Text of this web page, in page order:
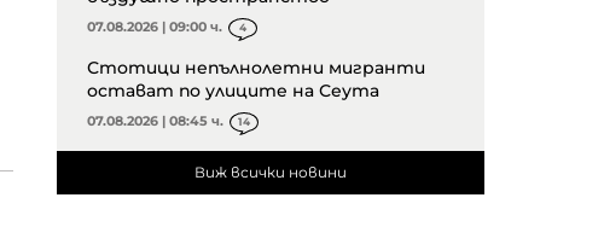
07.08.2026 | 09:00 ч. 4
Стотици непълнолетни мигранти
остават по улиците на Сеута
07.08.2026 | 08:45 ч. 14
Виж всички новини